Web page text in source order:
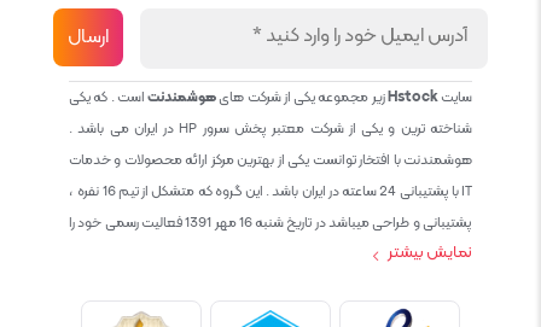
سایتHstockزیر مجموعه یکی از شرکت هایهوشمندنتاست . که یکی
شناخته ترین و یکی از شرکت معتبر پخش سرور HP در ایران می باشد .
هوشمندنت با افتخار توانست یکی از بهترین مرکز ارائه محصولات و خدمات
IT با پشتیبانی 24 ساعته در ایران باشد . این گروه که متشکل از تیم 16 نفره ،
پشتیبانی و طراحی میباشد در تاریخ شنبه 16 مهر 1391 فعالیت رسمی خود را
بوده و هست و تمام تلاش ما خدماتی کامل و بدون عیب به تمام مشتریان
نمایش بیشتر